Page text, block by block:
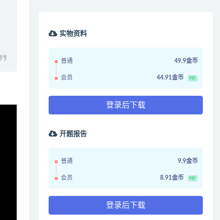
实物资料
普通 49.9金币
会员 44.91金币 9折
登录后下载
开题报告
普通 9.9金币
会员 8.91金币 9折
登录后下载